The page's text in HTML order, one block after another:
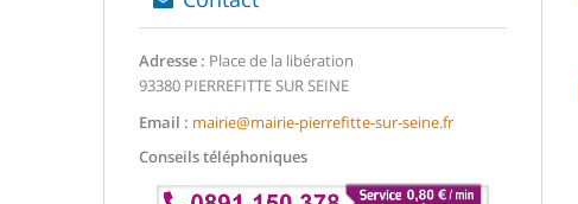
Adresse : Place de la libération
93380 PIERREFITTE SUR SEINE
Email : mairie@mairie-pierrefitte-sur-seine.fr
Conseils téléphoniques